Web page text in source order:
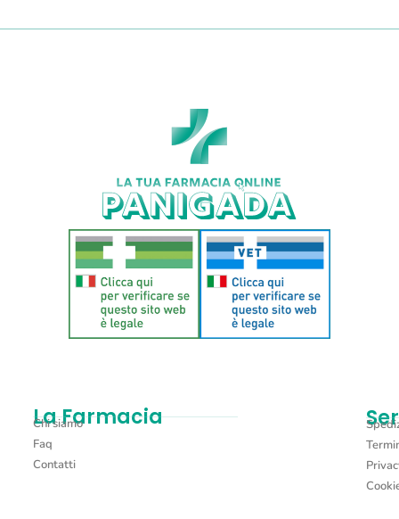
La Farmacia
Chi siamo
Faq
Contatti